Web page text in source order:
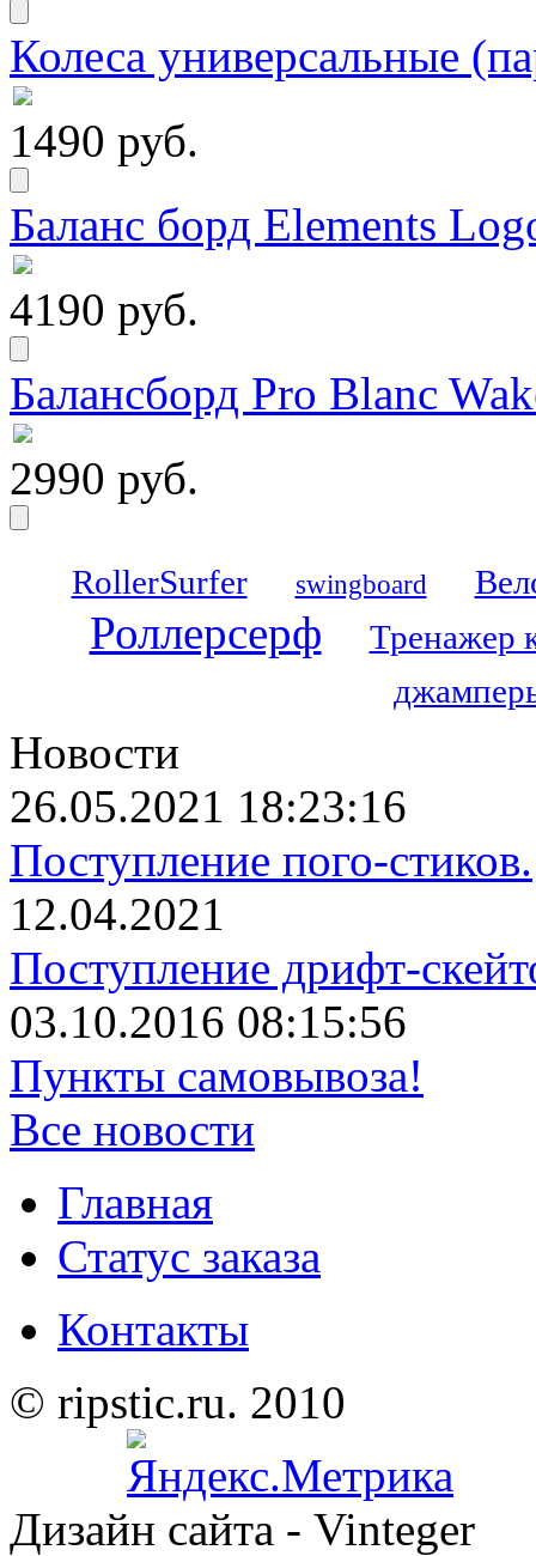
Колеса универсальные
1490 руб.
Баланс борд Elements
4190 руб.
Балансборд Pro Blanc
2990 руб.
RollerSurfer swingboard
Роллерсерф
Тренажер
Новости
26.05.2021 18:23:16
Поступление пого-стиков.
12.04.2021
Поступление дрифт-
03.10.2016 08:15:56
Пункты самовывоза!
Все новости
Главная
Статус заказа
Контакты
© ripstic.ru. 2010
Дизайн сайта - Vinteger